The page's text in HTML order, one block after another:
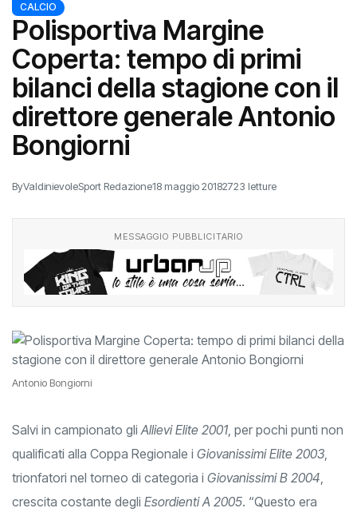
CALCIO
Polisportiva Margine
Coperta: tempo di primi
bilanci della stagione con il
direttore generale Antonio
Bongiorni
ByValdinievoleSport Redazione18 maggio 20182723 letture
MESSAGGIO PUBBLICITARIO
Antonio Bongiorni
Salvi in campionato gli Allievi Elite 2001 , per pochi punti non
qualificati alla Coppa Regionale i Giovanissimi Elite 2003
trionfatori nel torneo di categoria i Giovanissimi B 2004
crescita costante degli Esordienti A 2005. “Questo era